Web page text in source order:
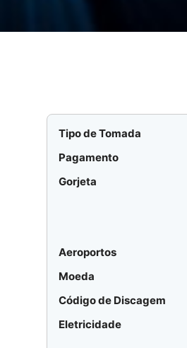
Tipo de Tomada
Pagamento
Gorjeta
Aeroportos
Moeda
Código de Discagem
Eletricidade